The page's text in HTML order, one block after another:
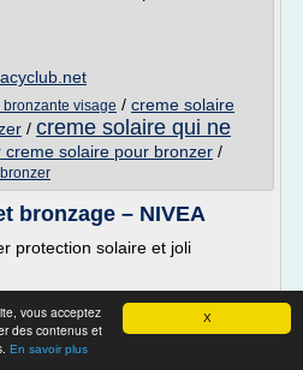
X
vous acceptez
des contenus et
En savoir plus
visage / creme solaire
/ creme solaire qui ne
creme solaire pour bronzer /
bronzage – NIVEA
protection solaire et joli
solaire efficace sans devoir
naturel a toujours été un
le monde. Avec NIVEA SUN
possible. Grâce à sa